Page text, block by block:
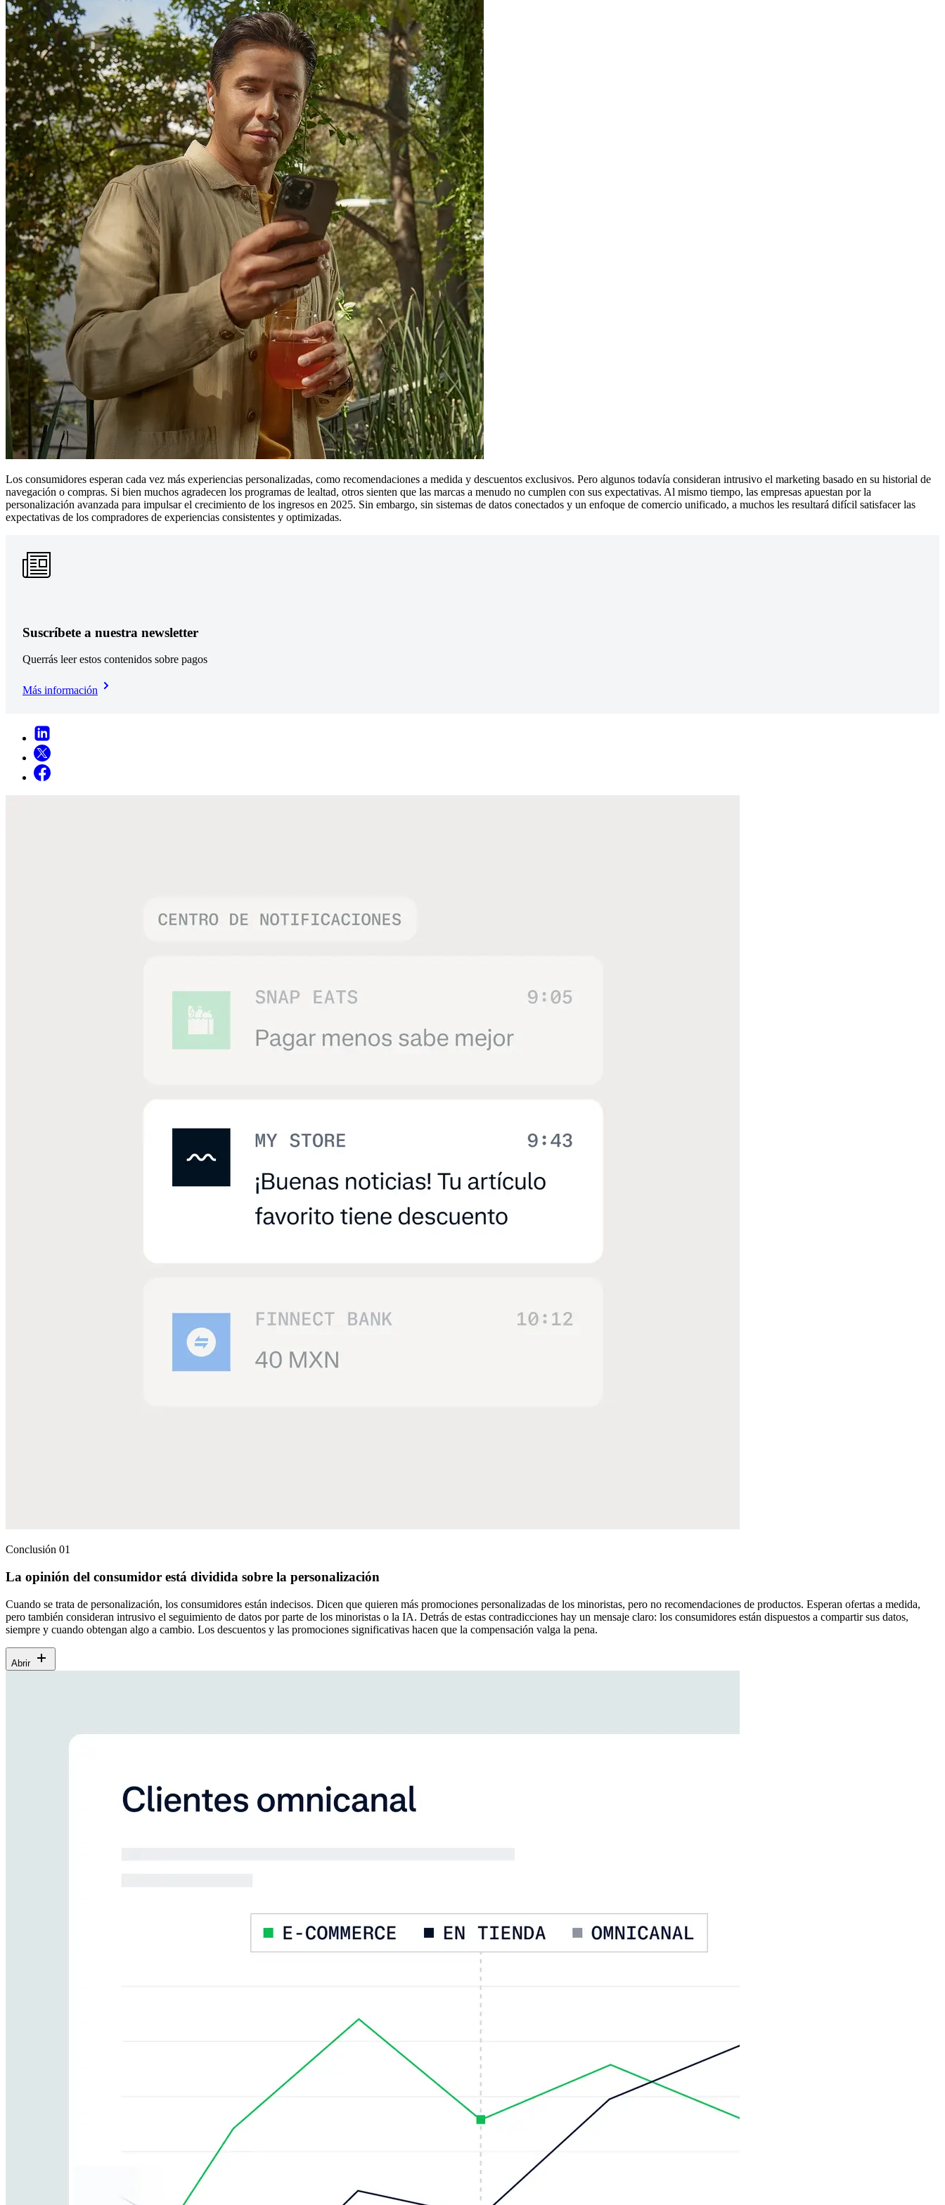
Los consumidores esperan cada vez más experiencias personalizadas, como recomendaciones a medida y descuentos exclusivos. Pero algunos todavía consideran intrusivo el marketing basado en su historial de
navegación o compras. Si bien muchos agradecen los programas de lealtad, otros sienten que las marcas a menudo no cumplen con sus expectativas. Al mismo tiempo, las empresas apuestan por la
personalización avanzada para impulsar el crecimiento de los ingresos en 2025. Sin embargo, sin sistemas de datos conectados y un enfoque de comercio unificado, a muchos les resultará difícil satisfacer las
expectativas de los compradores de experiencias consistentes y optimizadas.
Suscríbete a nuestra newsletter
Querrás leer estos contenidos sobre pagos
Más información
Conclusión 01
La opinión del consumidor está dividida sobre la personalización
Cuando se trata de personalización, los consumidores están indecisos. Dicen que quieren más promociones personalizadas de los minoristas, pero no recomendaciones de productos. Esperan ofertas a medida,
pero también consideran intrusivo el seguimiento de datos por parte de los minoristas o la IA. Detrás de estas contradicciones hay un mensaje claro: los consumidores están dispuestos a compartir sus datos,
siempre y cuando obtengan algo a cambio. Los descuentos y las promociones significativas hacen que la compensación valga la pena.
Abrir